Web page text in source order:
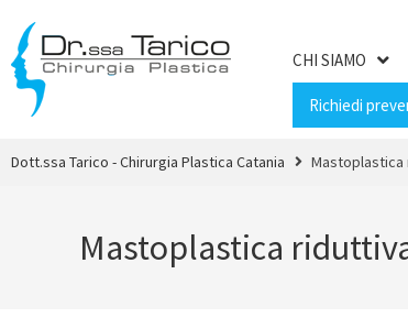
CHI SIAMO
Richiedi
Dott.ssa Tarico - Chirurgia Plastica Catania
Mastoplastica